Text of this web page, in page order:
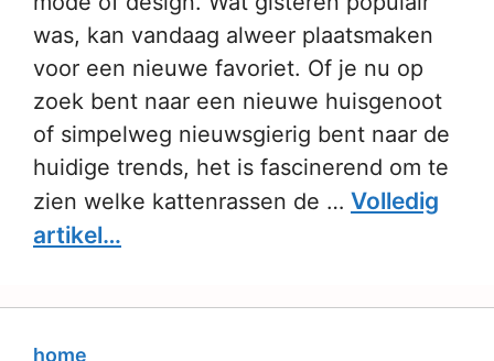
was, kan vandaag alweer plaatsmaken
voor een nieuwe favoriet. Of je nu op
zoek bent naar een nieuwe huisgenoot
of simpelweg nieuwsgierig bent naar de
huidige trends, het is fascinerend om te
zien welke kattenrassen de … Volledig
artikel…
home